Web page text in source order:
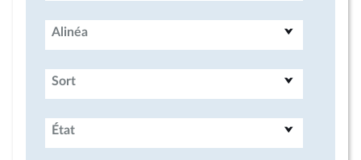
Alinéa
Sort
État